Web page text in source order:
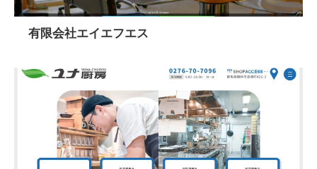
有限会社エイエフエス